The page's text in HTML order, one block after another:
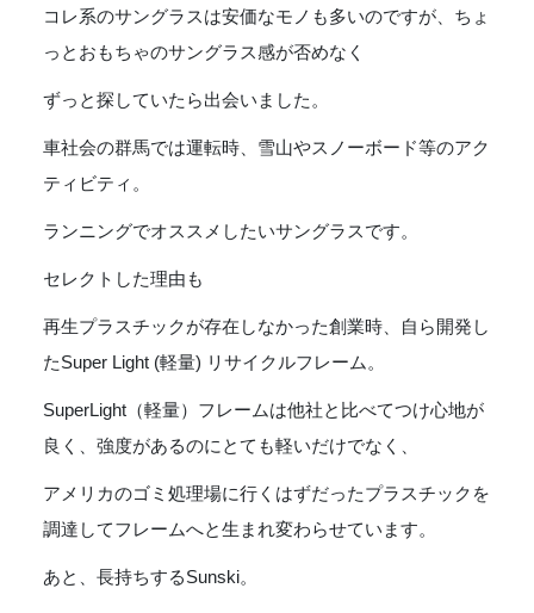
コレ系のサングラスは安価なモノも多いのですが、ちょ
っとおもちゃのサングラス感が否めなく
ずっと探していたら出会いました。
車社会の群馬では運転時、雪山やスノーボード等のアク
ティビティ。
ランニングでオススメしたいサングラスです。
セレクトした理由も
再生プラスチックが存在しなかった創業時、自ら開発し
たSuper Light (軽量) リサイクルフレーム。
SuperLight（軽量）フレームは他社と比べてつけ心地が
良く、強度があるのにとても軽いだけでなく、
アメリカのゴミ処理場に行くはずだったプラスチックを
調達してフレームへと生まれ変わらせています。
あと、長持ちするSunski。